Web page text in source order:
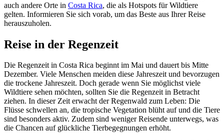
auch andere Orte in Costa Rica, die als Hotspots für Wildtiere
gelten. Informieren Sie sich vorab, um das Beste aus Ihrer Reise
herauszuholen.
Reise in der Regenzeit
Die Regenzeit in Costa Rica beginnt im Mai und dauert bis Mitte
Dezember. Viele Menschen meiden diese Jahreszeit und bevorzugen
die trockene Jahreszeit. Doch gerade wenn Sie möglichst viele
Wildtiere sehen möchten, sollten Sie die Regenzeit in Betracht
ziehen. In dieser Zeit erwacht der Regenwald zum Leben: Die
Flüsse schwellen an, die tropische Vegetation blüht auf und die Tiere
sind besonders aktiv. Zudem sind weniger Reisende unterwegs, was
die Chancen auf glückliche Tierbegegnungen erhöht.